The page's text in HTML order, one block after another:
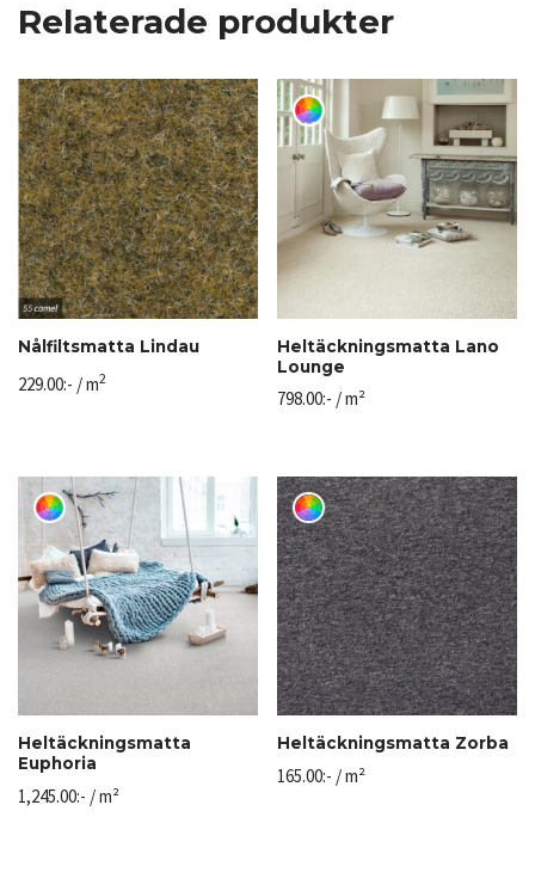
Relaterade produkter
Nålfiltsmatta Lindau
229.00:- / m2
Heltäckningsmatta Lano
Lounge
798.00:- / m²
Heltäckningsmatta
Euphoria
1,245.00:- / m²
Heltäckningsmatta Zorba
165.00:- / m²